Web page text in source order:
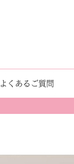
よくあるご質問